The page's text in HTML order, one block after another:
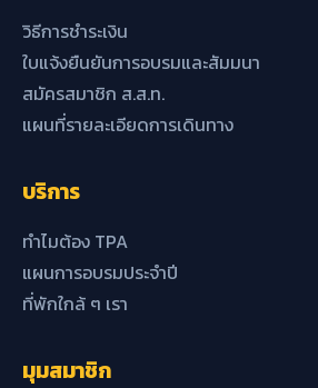
วิธีการชำระเงิน
ใบแจ้งยืนยันการอบรมและสัมมนา
สมัครสมาชิก ส.ส.ท.
แผนที่รายละเอียดการเดินทาง
บริการ
ทำไมต้อง TPA
แผนการอบรมประจำปี
ที่พักใกล้ ๆ เรา
มุมสมาชิก